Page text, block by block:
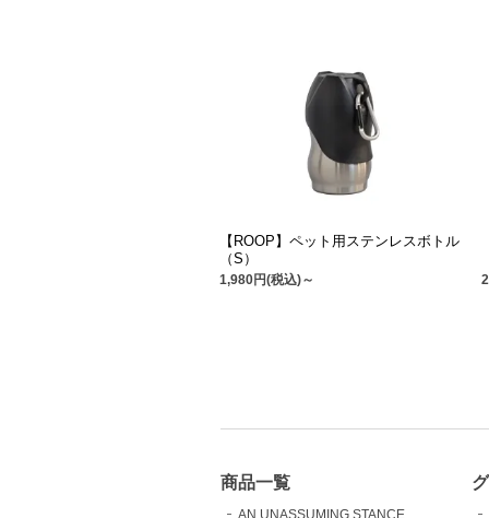
【ROOP】ペット用ステンレスボトル
（S）
1,980円(税込)～
商品一覧